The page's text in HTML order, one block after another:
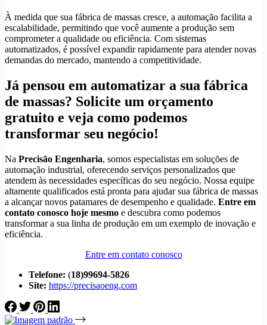
À medida que sua fábrica de massas cresce, a automação facilita a
escalabilidade, permitindo que você aumente a produção sem
comprometer a qualidade ou eficiência. Com sistemas
automatizados, é possível expandir rapidamente para atender novas
demandas do mercado, mantendo a competitividade.
Já pensou em automatizar a sua fábrica
de massas? Solicite um orçamento
gratuito e veja como podemos
transformar seu negócio!
Na Precisão Engenharia, somos especialistas em soluções de
automação industrial, oferecendo serviços personalizados que
atendem às necessidades específicas do seu negócio. Nossa equipe
altamente qualificados está pronta para ajudar sua fábrica de massas
a alcançar novos patamares de desempenho e qualidade. Entre em
contato conosco hoje mesmo e descubra como podemos
transformar a sua linha de produção em um exemplo de inovação e
eficiência.
Entre em contato conosco
Telefone: (18)99694-5826
Site: https://precisaoeng.com